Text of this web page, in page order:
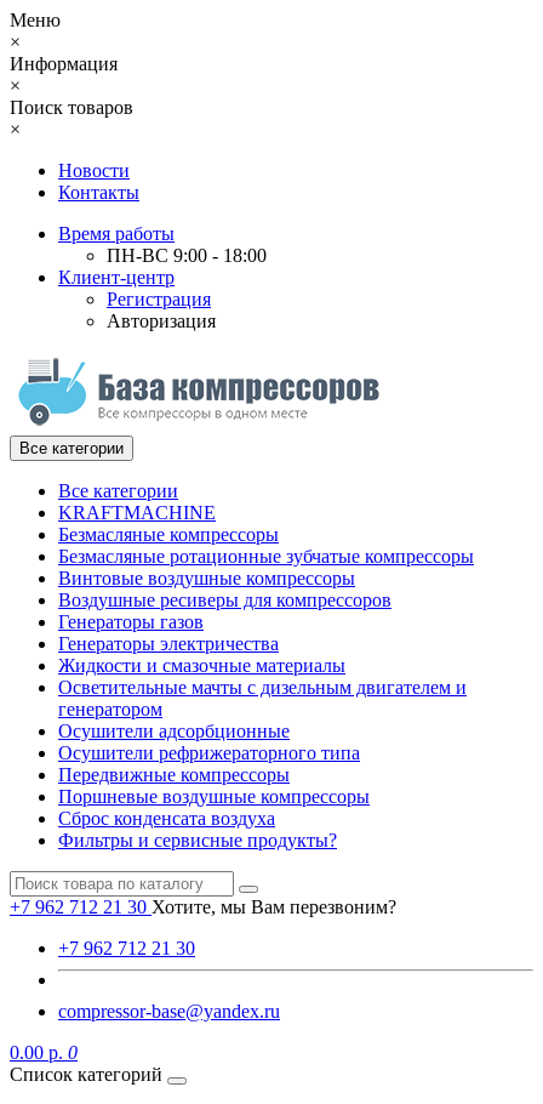
Меню
×
Информация
×
Поиск товаров
×
Новости
Контакты
Время работы
ПН-ВС 9:00 - 18:00
Клиент-центр
Регистрация
Авторизация
Все категории
Все категории
KRAFTMACHINE
Безмасляные компрессоры
Безмасляные ротационные зубчатые компрессоры
Винтовые воздушные компрессоры
Воздушные ресиверы для компрессоров
Генераторы газов
Генераторы электричества
Жидкости и смазочные материалы
Осветительные мачты с дизельным двигателем и
генератором
Осушители адсорбционные
Осушители рефрижераторного типа
Передвижные компрессоры
Поршневые воздушные компрессоры
Сброс конденсата воздуха
Фильтры и сервисные продукты?
+7 962 712 21 30 Хотите, мы Вам перезвоним?
+7 962 712 21 30
compressor-base@yandex.ru
0.00 р. 0
Список категорий